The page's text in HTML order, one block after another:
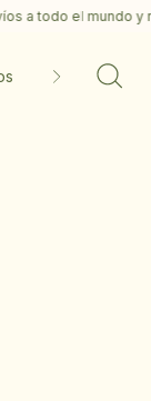
a todo el mundo y
Contacto